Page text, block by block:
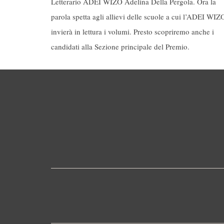
parola spetta agli allievi delle scuole a cui l’ADEI
invierà in lettura i volumi. Presto scopriremo anche i
candidati alla Sezione principale del Premio.